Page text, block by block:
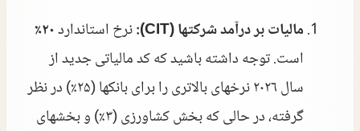
مالیات بر درآمد شرکتها (CIT): نرخ استاندارد۲۰٪
است. توجه داشته باشید که کد مالیاتی جدید از
سال ۲۰۲۶ نرخهای بالاتری را برای بانکها (۲۵٪) در نظر
گرفته، در حالی که بخش کشاورزی (۳٪) و بخشهای